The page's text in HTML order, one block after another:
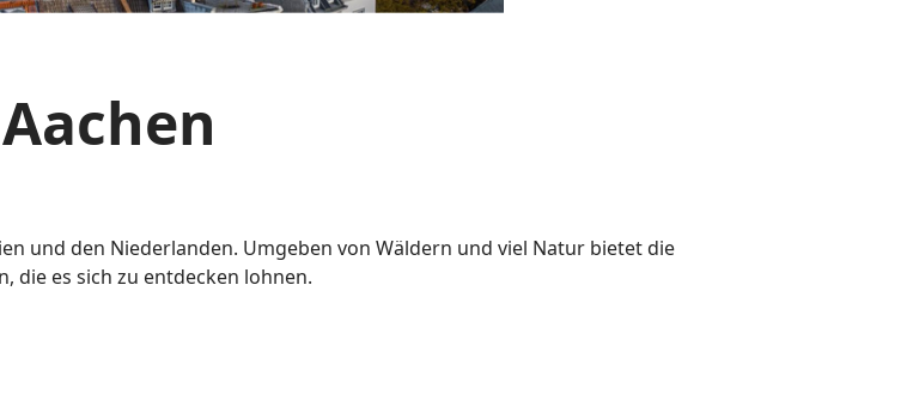
Aachen
und den Niederlanden. Umgeben von Wäldern und viel Natur bietet die
die es sich zu entdecken lohnen.